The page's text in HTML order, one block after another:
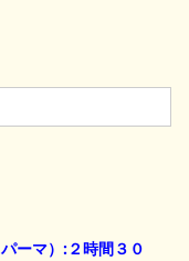
ーマ）:２時間３０